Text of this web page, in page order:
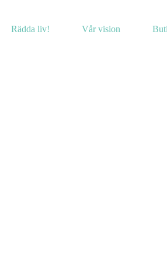
Rädda liv! Vår vision